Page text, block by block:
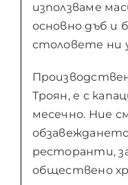
използваме
основно дъб и
столовете ни
Троян, е с
месечно. Ние
ресторанти,
обществено